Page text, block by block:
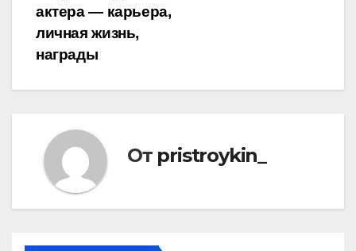
актера — карьера,
личная жизнь,
награды
От pristroykin_